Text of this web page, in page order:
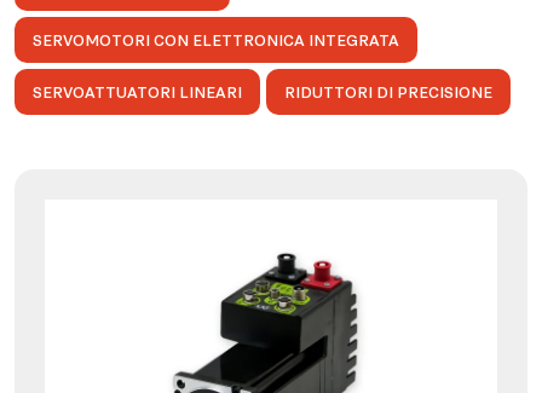
SERVOMOTORI CON ELETTRONICA INTEGRATA
SERVOATTUATORI LINEARI RIDUTTORI DI PRECISIONE